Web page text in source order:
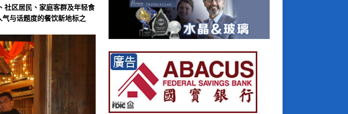
区居民、家庭客群及年轻食
与话题度的餐饮新地标之